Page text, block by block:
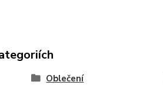
Oblečení